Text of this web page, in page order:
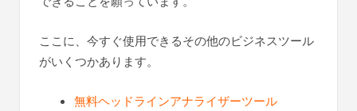
ここに、今すぐ使用できるその他のビジネスツール
がいくつかあります。
無料ヘッドラインアナライザーツール